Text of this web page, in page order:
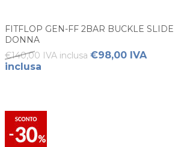
FITFLOP GEN-FF 2BAR BUCKLE SLIDE
DONNA
€140,00 IVA inclusa €98,00 IVA
inclusa